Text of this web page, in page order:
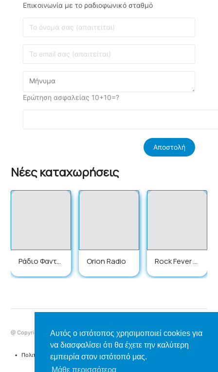
Επικοινωνία με το ραδιοφωνικό σταθμό
Ερώτηση ασφαλείας 10+10=?
Νέες καταχωρήσεις
Ράδιο Φαντα
Orion Radio
Rock Fever R
@ Copyright 2025 ListenrRadio.gr | All Rights Reserved
⠀•⠀ Πολιτική Απορρήτου & Όροι Χρήσης⠀•⠀Cookie Warnings
Αυτός ο ιστότοπος χρησιμοποιεί cookies για
να διασφαλίσει ότι θα έχετε την καλύτερη
εμπειρία στον ιστότοπό μας.
Μάθε περισσότερα